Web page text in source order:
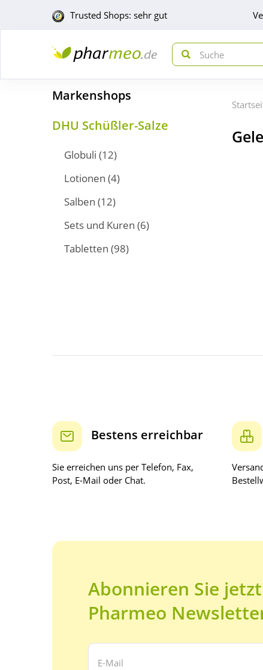
Trusted Shops: sehr gut
Markenshops
DHU Schüßler-Salze
Globuli (12)
Lotionen (4)
Salben (12)
Sets und Kuren (6)
Tabletten (98)
Gele
Bestens erreichbar
Sie erreichen uns per Telefon, Fax,
Post, E-Mail oder Chat.
Abonnieren Sie
Pharmeo
Ihre E-Mail Adresse: